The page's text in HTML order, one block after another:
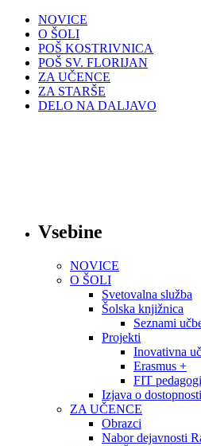
NOVICE
O ŠOLI
POŠ KOSTRIVNICA
POŠ SV. FLORIJAN
ZA UČENCE
ZA STARŠE
DELO NA DALJAVO
Vsebine
NOVICE
O ŠOLI
Svetovalna služba
Šolska knjižnica
Seznami
Projekti
Inovativna
Erasmus +
FIT
Izjava o dostopnosti
ZA UČENCE
Obrazci
Nabor dejavnosti